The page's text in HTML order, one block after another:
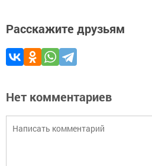
Расскажите друзьям
Нет комментариев